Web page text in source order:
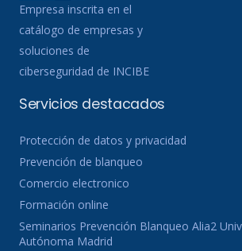
Empresa inscrita en el
catálogo de empresas y
soluciones de
ciberseguridad de INCIBE
Servicios destacados
Protección de datos y privacidad
Prevención de blanqueo
Comercio electronico
Formación online
Seminarios Prevención Blanqueo Alia2
Autónoma Madrid